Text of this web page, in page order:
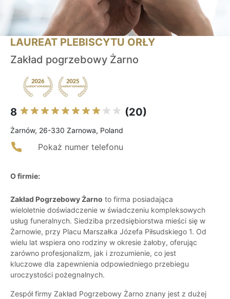
LAUREAT PLEBISCYTU ORŁY
Zakład pogrzebowy Żarno
8 (20)
Żarnów, 26-330 Zarnowa, Poland
Pokaż numer telefonu
O firmie:
Zakład Pogrzebowy Żarno to firma posiadająca
wieloletnie doświadczenie w świadczeniu kompleksowych
usług funeralnych. Siedziba przedsiębiorstwa mieści się w
Żarnowie, przy Placu Marszałka Józefa Piłsudskiego 1. Od
wielu lat wspiera ono rodziny w okresie żałoby, oferując
zarówno profesjonalizm, jak i zrozumienie, co jest
kluczowe dla zapewnienia odpowiedniego przebiegu
uroczystości pożegnalnych.
Zespół firmy Zakład Pogrzebowy Żarno znany jest z dużej